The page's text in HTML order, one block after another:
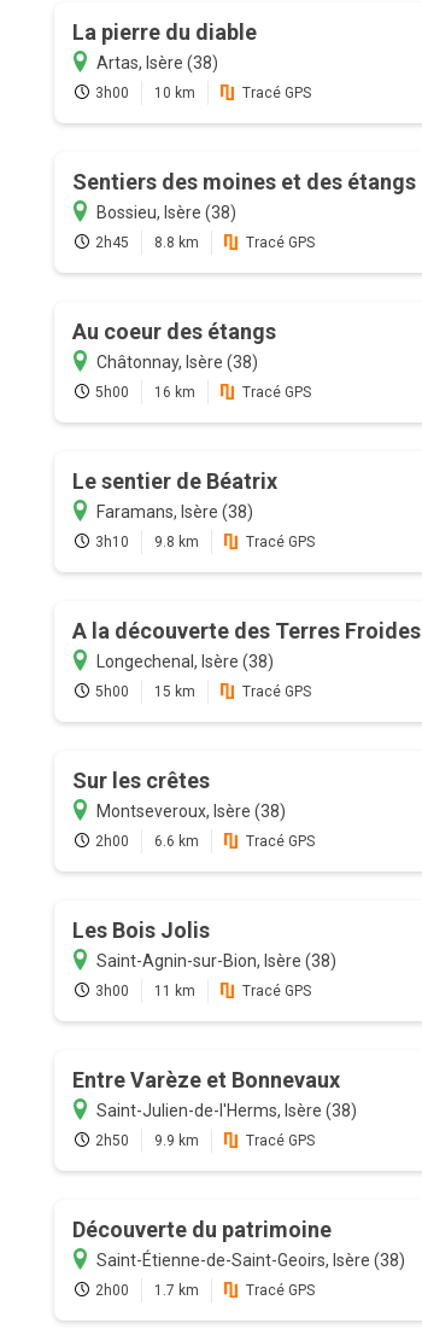
La pierre du diable
Artas, Isère (38)
3h00 10 km Tracé GPS
Sentiers des moines et des étangs
Bossieu, Isère (38)
2h45 8.8 km Tracé GPS
Au coeur des étangs
Châtonnay, Isère (38)
5h00 16 km Tracé GPS
Le sentier de Béatrix
Faramans, Isère (38)
3h10 9.8 km Tracé GPS
A la découverte des Terres Froides
Longechenal, Isère (38)
5h00 15 km Tracé GPS
Sur les crêtes
Montseveroux, Isère (38)
2h00 6.6 km Tracé GPS
Les Bois Jolis
Saint-Agnin-sur-Bion, Isère (38)
3h00 11 km Tracé GPS
Entre Varèze et Bonnevaux
Saint-Julien-de-l'Herms, Isère (38)
2h50 9.9 km Tracé GPS
Découverte du patrimoine
Saint-Étienne-de-Saint-Geoirs, Isère (38)
2h00 1.7 km Tracé GPS